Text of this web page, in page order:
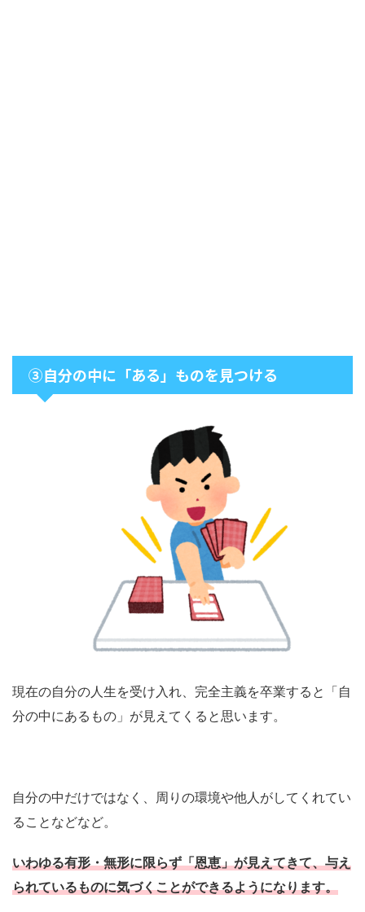
③自分の中に「ある」ものを見つける
現在の自分の人生を受け入れ、完全主義を卒業すると「自
分の中にあるもの」が見えてくると思います。
自分の中だけではなく、周りの環境や他人がしてくれてい
ることなどなど。
いわゆる有形・無形に限らず「恩恵」が見えてきて、与え
られているものに気づくことができるようになります。